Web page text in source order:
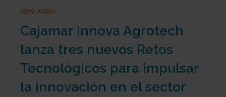
ADN-AGRO
Cajamar Innova Agrotech
lanza tres nuevos Retos
Tecnológicos para impulsar
la innovación en el sector